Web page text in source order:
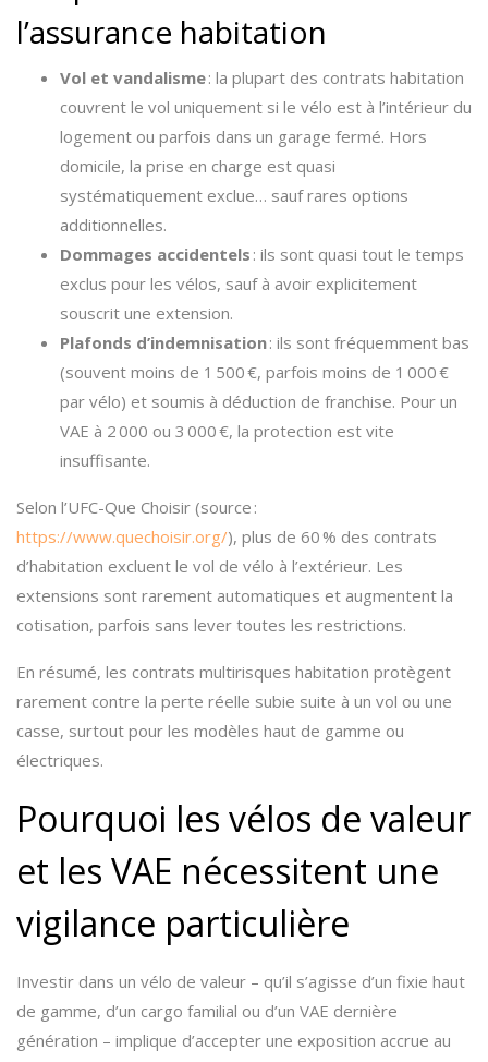
l’assurance habitation
Vol et vandalisme: la plupart des contrats habitation
couvrent le vol uniquement si le vélo est à l’intérieur du
logement ou parfois dans un garage fermé. Hors
domicile, la prise en charge est quasi
systématiquement exclue… sauf rares options
additionnelles.
Dommages accidentels : ils sont quasi tout le temps
exclus pour les vélos, sauf à avoir explicitement
souscrit une extension.
Plafonds d’indemnisation: ils sont fréquemment bas
(souvent moins de 1 500 €, parfois moins de 1 000 €
par vélo) et soumis à déduction de franchise. Pour un
VAE à 2 000 ou 3 000 €, la protection est vite
insuffisante.
Selon l’UFC-Que Choisir (source :
https://www.quechoisir.org/), plus de 60 % des contrats
d’habitation excluent le vol de vélo à l’extérieur. Les
extensions sont rarement automatiques et augmentent la
cotisation, parfois sans lever toutes les restrictions.
En résumé, les contrats multirisques habitation protègent
rarement contre la perte réelle subie suite à un vol ou une
casse, surtout pour les modèles haut de gamme ou
électriques.
Pourquoi les vélos de valeur
et les VAE nécessitent une
vigilance particulière
Investir dans un vélo de valeur – qu’il s’agisse d’un fixie haut
de gamme, d’un cargo familial ou d’un VAE dernière
génération – implique d’accepter une exposition accrue au